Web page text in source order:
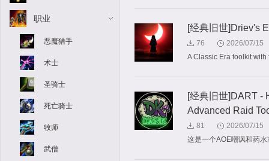
职业
恶魔猎手
术士
圣骑士
死亡骑士
牧师
武僧
[经典旧世]Driev's
76
2026/07/15
A Classic Era toolkit
[经典旧世]DART -
Advanced Raid
81
2026/07/15
这是一个AOE嘲讽和药